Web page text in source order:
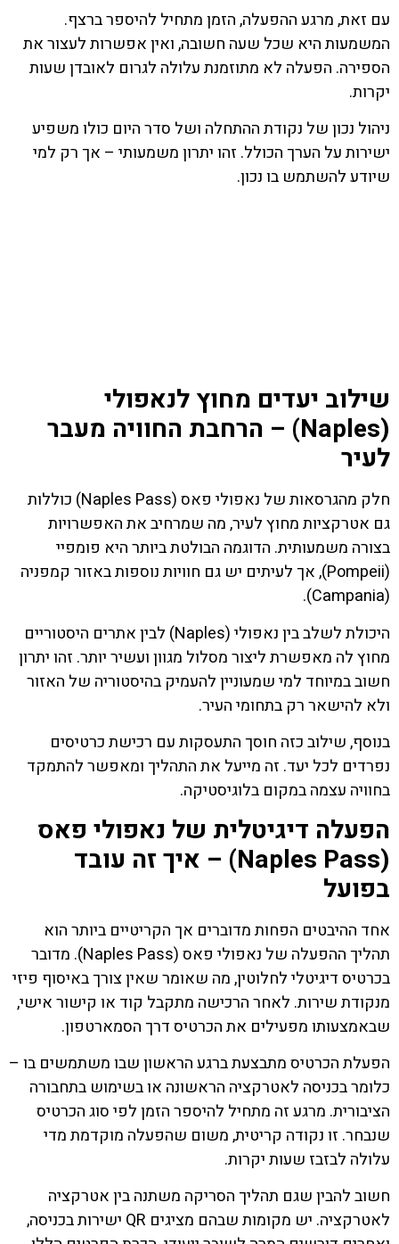
עם זאת, מרגע ההפעלה, הזמן מתחיל להיספר ברצף.
המשמעות היא שכל שעה חשובה, ואין אפשרות לעצור את
הספירה. הפעלה לא מתוזמנת עלולה לגרום לאובדן שעות
יקרות.
ניהול נכון של נקודת ההתחלה ושל סדר היום כולו משפיע
ישירות על הערך הכולל. זהו יתרון משמעותי – אך רק למי
שיודע להשתמש בו נכון.
שילוב יעדים מחוץ לנאפולי
(Naples) – הרחבת החוויה מעבר
לעיר
חלק מהגרסאות של נאפולי פאס (Naples Pass) כוללות
גם אטרקציות מחוץ לעיר, מה שמרחיב את האפשרויות
בצורה משמעותית. הדוגמה הבולטת ביותר היא פומפיי
(Pompeii), אך לעיתים יש גם חוויות נוספות באזור קמפניה
(Campania).
היכולת לשלב בין נאפולי (Naples) לבין אתרים היסטוריים
מחוץ לה מאפשרת ליצור מסלול מגוון ועשיר יותר. זהו יתרון
חשוב במיוחד למי שמעוניין להעמיק בהיסטוריה של האזור
ולא להישאר רק בתחומי העיר.
בנוסף, שילוב כזה חוסך התעסקות עם רכישת כרטיסים
נפרדים לכל יעד. זה מייעל את התהליך ומאפשר להתמקד
בחוויה עצמה במקום בלוגיסטיקה.
הפעלה דיגיטלית של נאפולי פאס
(Naples Pass) – איך זה עובד
בפועל
אחד ההיבטים הפחות מדוברים אך הקריטיים ביותר הוא
תהליך ההפעלה של נאפולי פאס (Naples Pass). מדובר
בכרטיס דיגיטלי לחלוטין, מה שאומר שאין צורך באיסוף פיזי
מנקודת שירות. לאחר הרכישה מתקבל קוד או קישור אישי,
שבאמצעותו מפעילים את הכרטיס דרך הסמארטפון.
הפעלת הכרטיס מתבצעת ברגע הראשון שבו משתמשים בו –
כלומר בכניסה לאטרקציה הראשונה או בשימוש בתחבורה
הציבורית. מרגע זה מתחיל להיספר הזמן לפי סוג הכרטיס
שנבחר. זו נקודה קריטית, משום שהפעלה מוקדמת מדי
עלולה לבזבז שעות יקרות.
חשוב להבין שגם תהליך הסריקה משתנה בין אטרקציה
לאטרקציה. יש מקומות שבהם מציגים QR ישירות בכניסה,